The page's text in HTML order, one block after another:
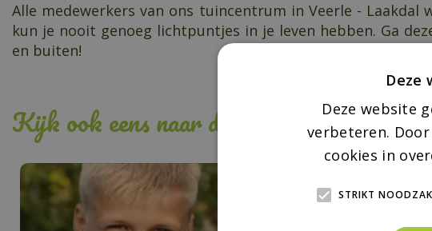
Alle medewerkers van ons tuincentrum in Veerle -
kun je nooit genoeg lichtpuntjes in je leven hebben. Ga
en buiten!
Kijk ook eens naar de volgende berichten:
Deze
Deze website
verbeteren.
cookies in
STRIKT